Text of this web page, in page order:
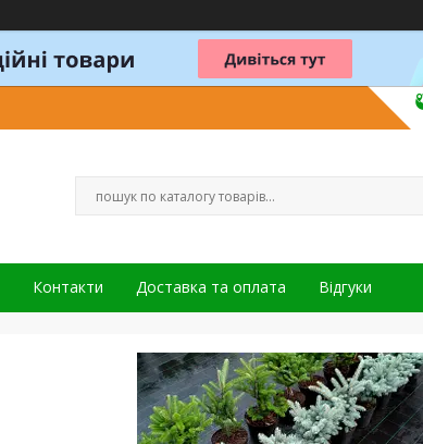
Контакти Доставка та оплата Відгуки